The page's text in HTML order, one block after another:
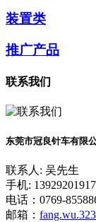
装置类
推广产品
联系我们
东莞市冠良针车有限
联系人: 吴先生
手机: 13929201917
电话：0769-
邮箱：